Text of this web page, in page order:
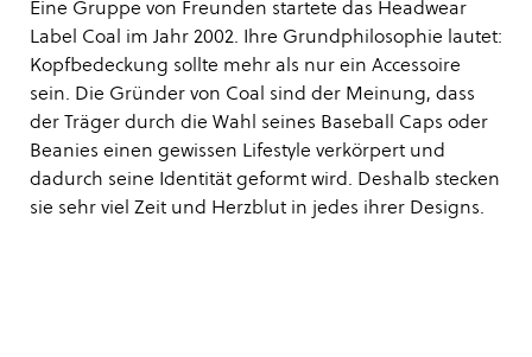
Eine Gruppe von Freunden startete das Headwear
Label Coal im Jahr 2002. Ihre Grundphilosophie lautet:
Kopfbedeckung sollte mehr als nur ein Accessoire
sein. Die Gründer von Coal sind der Meinung, dass
der Träger durch die Wahl seines Baseball Caps oder
Beanies einen gewissen Lifestyle verkörpert und
dadurch seine Identität geformt wird. Deshalb stecken
sie sehr viel Zeit und Herzblut in jedes ihrer Designs.